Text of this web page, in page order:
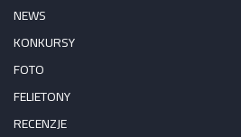
NEWS
KONKURSY
FOTO
FELIETONY
RECENZJE